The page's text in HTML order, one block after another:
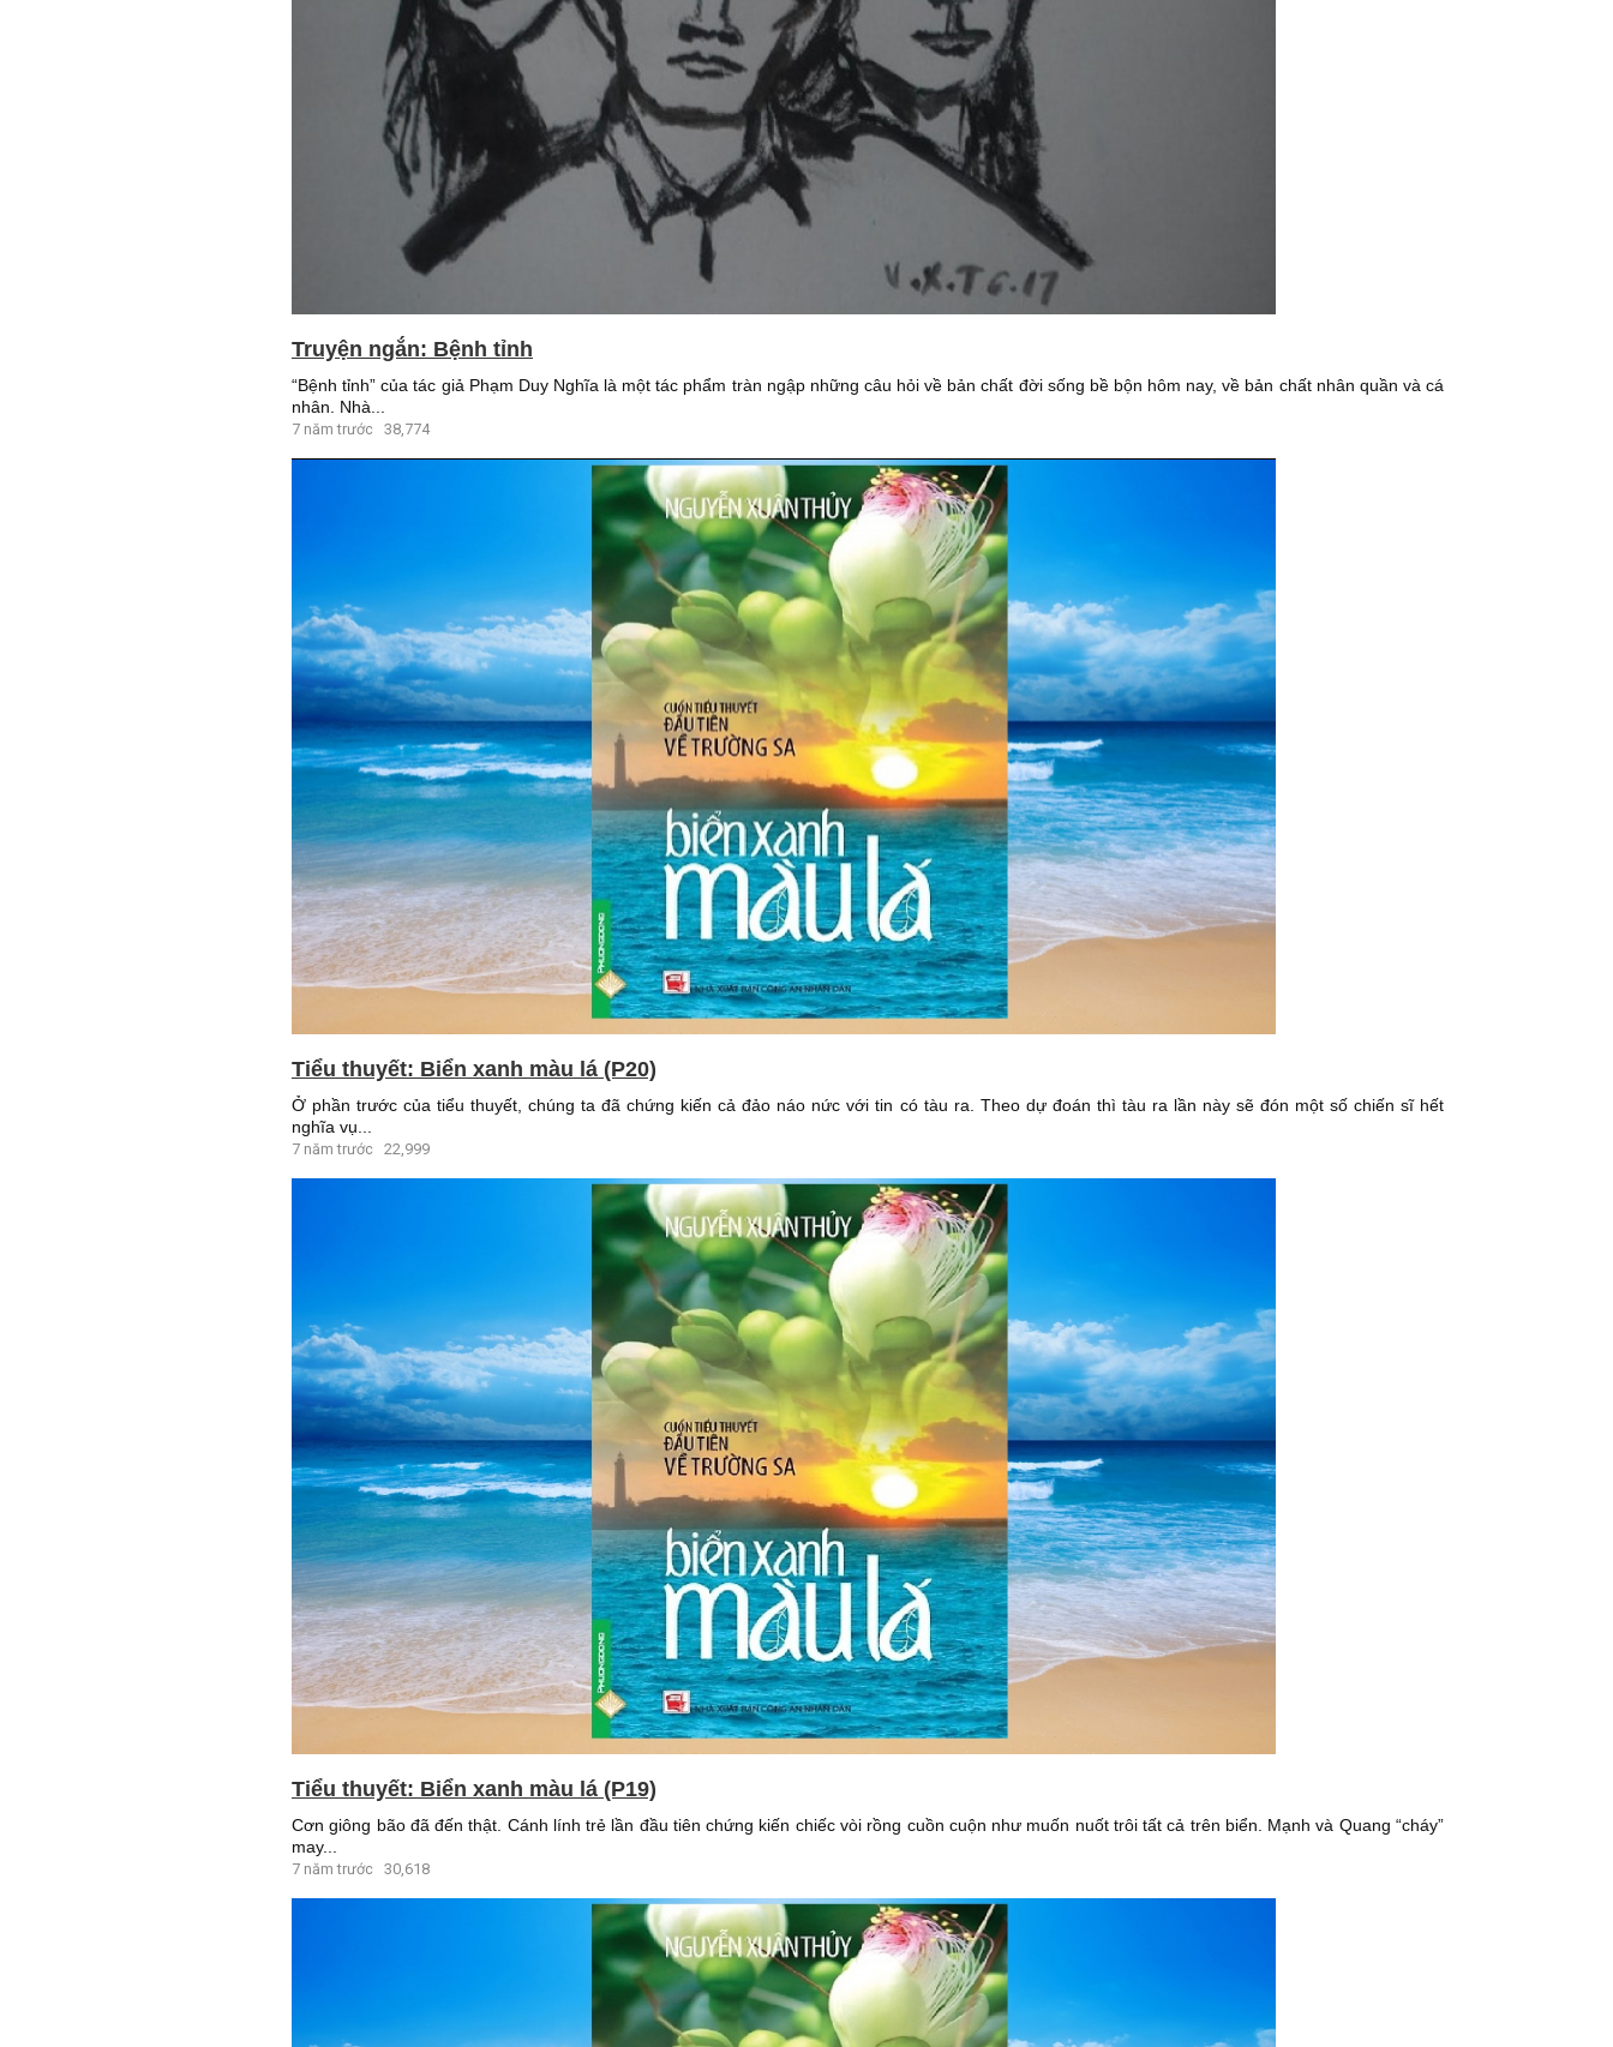
Truyện ngắn: Bệnh tỉnh
“Bệnh tỉnh” của tác giả Phạm Duy Nghĩa là một tác phẩm tràn ngập những câu hỏi về bản chất đời sống bề bộn hôm nay, về bản chất nhân quần và cá
nhân. Nhà...
7 năm trước 38,774
Tiểu thuyết: Biển xanh màu lá (P20)
Ở phần trước của tiểu thuyết, chúng ta đã chứng kiến cả đảo náo nức với tin có tàu ra. Theo dự đoán thì tàu ra lần này sẽ đón một số chiến sĩ hết
nghĩa vụ...
7 năm trước 22,999
Tiểu thuyết: Biển xanh màu lá (P19)
Cơn giông bão đã đến thật. Cánh lính trẻ lần đầu tiên chứng kiến chiếc vòi rồng cuồn cuộn như muốn nuốt trôi tất cả trên biển. Mạnh và Quang “cháy”
may...
7 năm trước 30,618